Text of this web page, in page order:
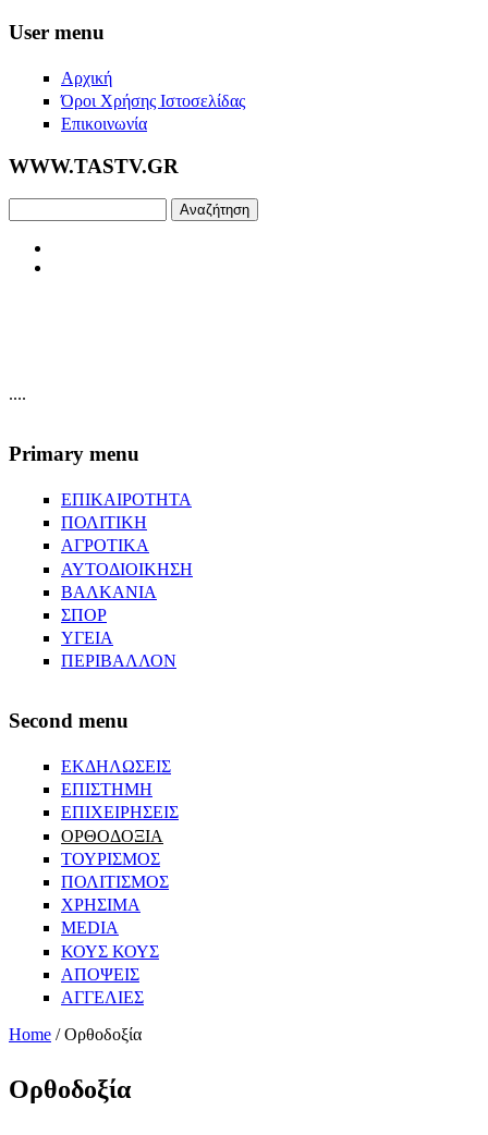
Skip to main content
User menu
Αρχική
Όροι Χρήσης Ιστοσελίδας
Επικοινωνία
WWW.TASTV.GR
....
Primary menu
ΕΠΙΚΑΙΡΟΤΗΤΑ
ΠΟΛΙΤΙΚΗ
ΑΓΡΟΤΙΚΑ
ΑΥΤΟΔΙΟΙΚΗΣΗ
ΒΑΛΚΑΝΙΑ
ΣΠΟΡ
ΥΓΕΙΑ
ΠΕΡΙΒΑΛΛΟΝ
Second menu
ΕΚΔΗΛΩΣΕΙΣ
ΕΠΙΣΤΗΜΗ
ΕΠΙΧΕΙΡΗΣΕΙΣ
ΟΡΘΟΔΟΞΙΑ
ΤΟΥΡΙΣΜΟΣ
ΠΟΛΙΤΙΣΜΟΣ
ΧΡΗΣΙΜΑ
MEDIA
ΚΟΥΣ ΚΟΥΣ
ΑΠΟΨΕΙΣ
ΑΓΓΕΛΙΕΣ
Home / Ορθοδοξία
Ορθοδοξία